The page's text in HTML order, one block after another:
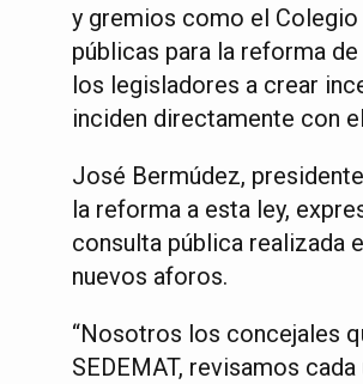
y gremios como el
públicas para la reforma
los legisladores a crear
inciden directamente con
José Bermúdez,
la reforma a esta ley,
consulta pública realizada
nuevos aforos.
“Nosotros los concejales
SEDEMAT, revisamos